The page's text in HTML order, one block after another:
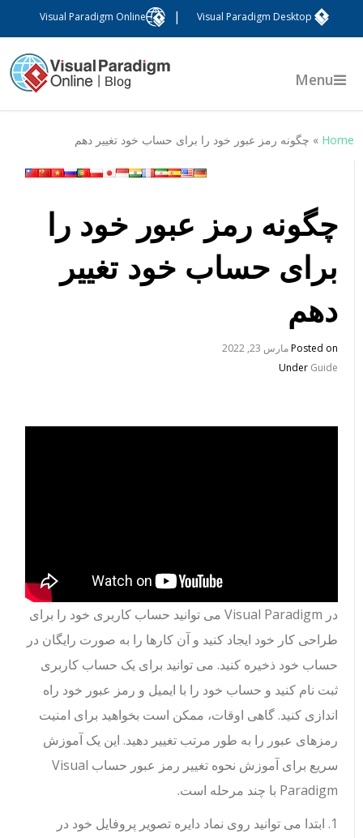
Visual Paradigm Desktop
Visual Paradigm Online
Menu
Home
» چگونه رمز عبور خود را برای حساب خود تغییر دهم
چگونه رمز عبور خود را
برای حساب خود تغییر
دهم
Posted onمارس 23, 2022
UnderGuide
در Visual Paradigm می توانید حساب کاربری خود را برای
طراحی کار خود ایجاد کنید و آن کارها را به صورت رایگان در
حساب خود ذخیره کنید. می توانید برای یک حساب کاربری
ثبت نام کنید و حساب خود را با ایمیل و رمز عبور خود راه
اندازی کنید. گاهی اوقات، ممکن است بخواهید برای امنیت
رمزهای عبور را به طور مرتب تغییر دهید. این یک آموزش
سریع برای آموزش نحوه تغییر رمز عبور حساب Visual
Paradigm با چند مرحله است.
1. ابتدا می توانید روی نماد دایره تصویر پروفایل خود در